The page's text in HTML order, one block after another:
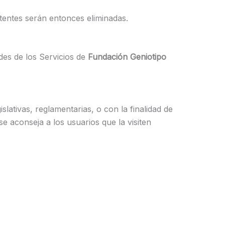
serán entonces eliminadas.
de los Servicios de Fundación Geniotipo
reglamentarias, o con la finalidad de
aconseja a los usuarios que la visiten